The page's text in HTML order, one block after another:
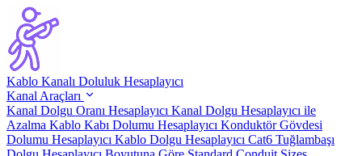
Kablo Kanalı Doluluk Hesaplayıcı
Kanal Araçları
Kanal Dolgu Oranı Hesaplayıcı Kanal Dolgu Hesaplayıcı ile
Azalma Kablo Kabı Dolumu Hesaplayıcı Konduktör Gövdesi
Dolumu Hesaplayıcı Kablo Dolgu Hesaplayıcı Cat6 Tuğlambaşı